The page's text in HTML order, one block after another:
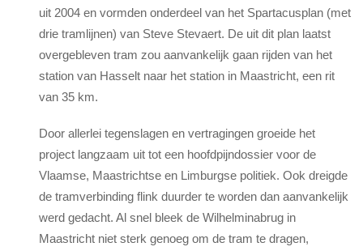
uit 2004 en vormden onderdeel van het Spartacusplan (met
drie tramlijnen) van Steve Stevaert. De uit dit plan laatst
overgebleven tram zou aanvankelijk gaan rijden van het
station van Hasselt naar het station in Maastricht, een rit
van 35 km.
Door allerlei tegenslagen en vertragingen groeide het
project langzaam uit tot een hoofdpijndossier voor de
Vlaamse, Maastrichtse en Limburgse politiek. Ook dreigde
de tramverbinding flink duurder te worden dan aanvankelijk
werd gedacht. Al snel bleek de Wilhelminabrug in
Maastricht niet sterk genoeg om de tram te dragen,